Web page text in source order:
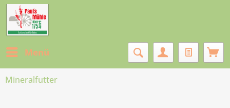
Menü
Mineralfutter